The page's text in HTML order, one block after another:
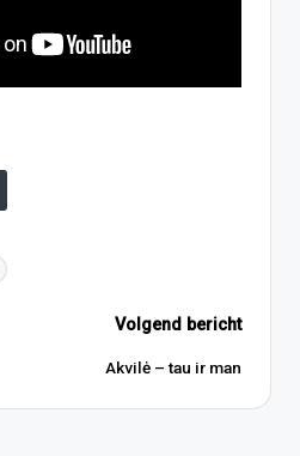
Volgend bericht
Akvilė – tau ir man